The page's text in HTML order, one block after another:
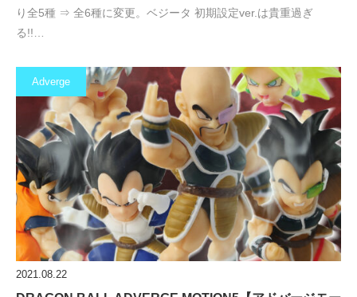
り全5種 ⇒ 全6種に変更。ベジータ 初期設定ver.は貴重過ぎ
る!!…
Adverge
2021.08.22